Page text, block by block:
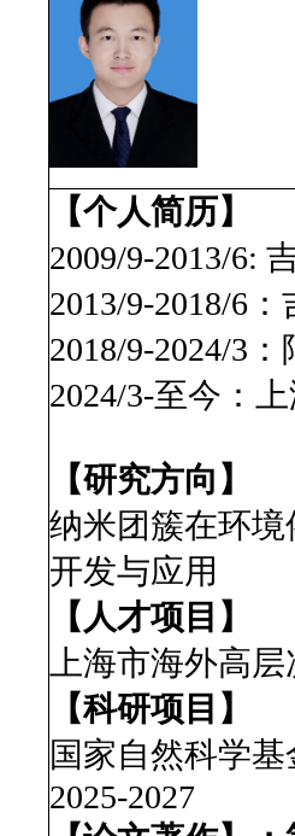
【个人简历】
2009/9-2013/6:
2013/9-2018/6 ：
2018/9-2024/3 ：
2024/3-至今：
【研究方向 】
纳米团簇在环
开发与应用
【人才项目】
上海市海外高
【科研项目】
国家自然科学
2025-2027